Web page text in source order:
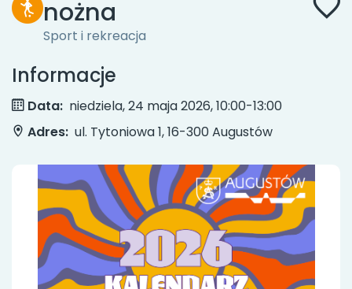
nożna
Sport i rekreacja
Informacje
Data: niedziela, 24 maja 2026, 10:00-13:00
Adres: ul. Tytoniowa 1, 16-300 Augustów